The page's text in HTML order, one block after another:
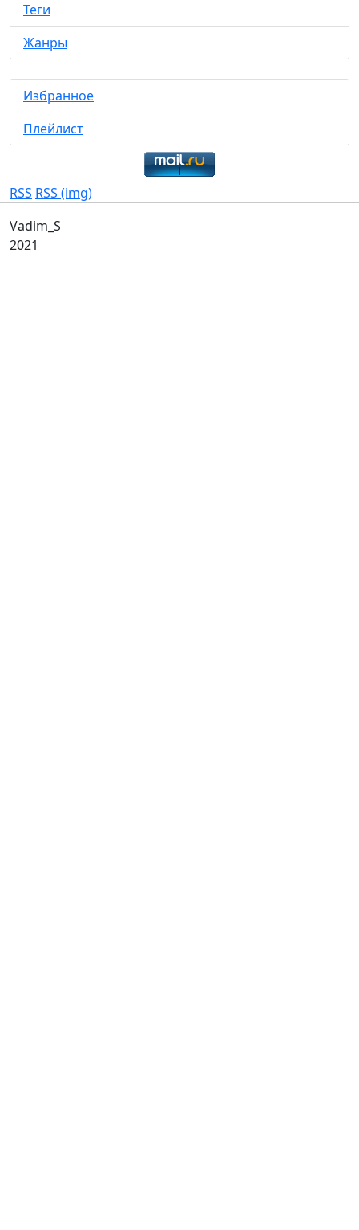
Теги
Жанры
Избранное
Плейлист
RSS RSS (img)
Vadim_S
2021